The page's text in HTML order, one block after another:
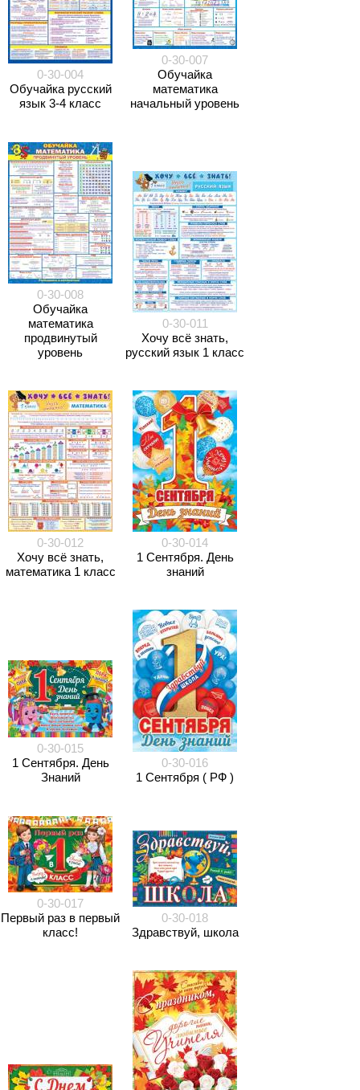
0-30-004
Обучайка русский
язык 3-4 класс
0-30-007
Обучайка
математика
начальный уровень
0-30-008
Обучайка
математика
продвинутый
уровень
0-30-011
Хочу всё знать,
русский язык 1 класс
0-30-012
Хочу всё знать,
математика 1 класс
0-30-014
1 Сентября. День
знаний
0-30-015
1 Сентября. День
Знаний
0-30-016
1 Сентября ( РФ )
0-30-017
Первый раз в первый
класс!
0-30-018
Здравствуй, школа